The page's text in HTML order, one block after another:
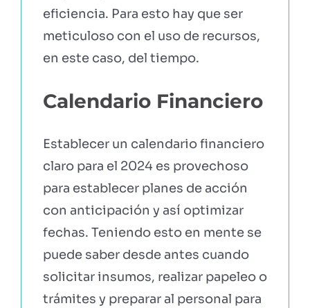
eficiencia. Para esto hay que ser
meticuloso con el uso de recursos,
en este caso, del tiempo.
Calendario Financiero
Establecer un calendario financiero
claro para el 2024 es provechoso
para establecer planes de acción
con anticipación y así optimizar
fechas. Teniendo esto en mente se
puede saber desde antes cuando
solicitar insumos, realizar papeleo o
trámites y preparar al personal para